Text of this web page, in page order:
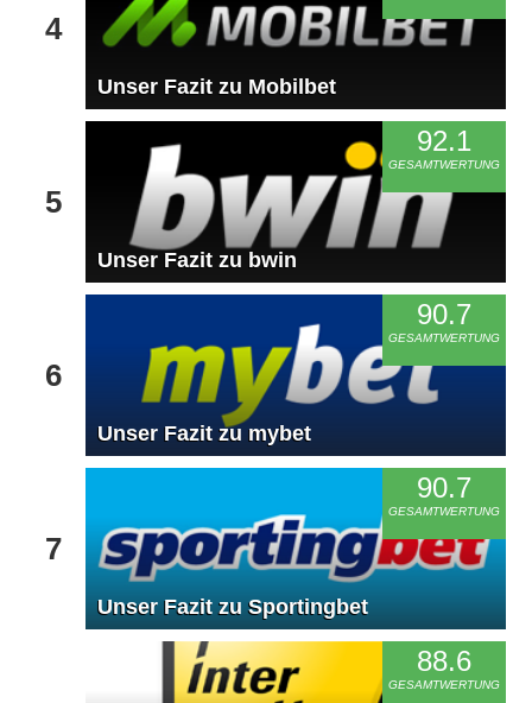
4
Unser Fazit zu Mobilbet
5
92.1
GESAMTWERTUNG
Unser Fazit zu bwin
6
90.7
GESAMTWERTUNG
Unser Fazit zu mybet
7
90.7
GESAMTWERTUNG
Unser Fazit zu Sportingbet
88.6
GESAMTWERTUNG